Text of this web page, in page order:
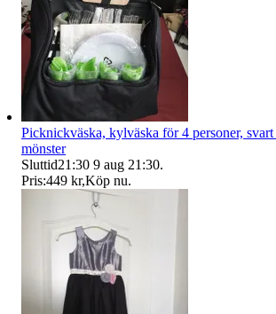
Picknickväska, kylväska för 4 personer,
mönster
Sluttid21:30 9 aug 21:30.
Pris:449 kr,Köp nu.